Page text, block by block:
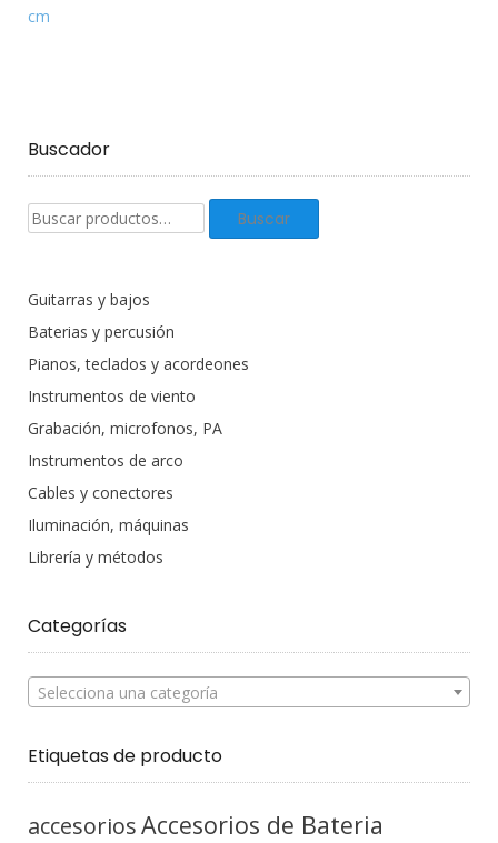
cm
Buscador
Buscar
productos:
Buscar
Guitarras y bajos
Baterias y percusión
Pianos, teclados y acordeones
Instrumentos de viento
Grabación, microfonos, PA
Instrumentos de arco
Cables y conectores
Iluminación, máquinas
Librería y métodos
Categorías
Selecciona una categoría
Etiquetas de producto
accesoriosAccesorios de Bateria